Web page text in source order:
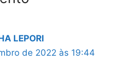
LEPORI
de 2022 às 19:44